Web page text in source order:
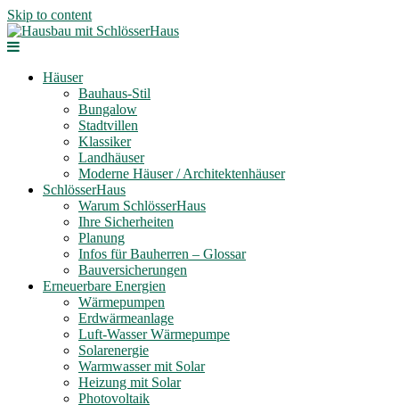
Skip to content
Häuser
Bauhaus-Stil
Bungalow
Stadtvillen
Klassiker
Landhäuser
Moderne Häuser / Architektenhäuser
SchlösserHaus
Warum SchlösserHaus
Ihre Sicherheiten
Planung
Infos für Bauherren – Glossar
Bauversicherungen
Erneuerbare Energien
Wärmepumpen
Erdwärmeanlage
Luft-Wasser Wärmepumpe
Solarenergie
Warmwasser mit Solar
Heizung mit Solar
Photovoltaik